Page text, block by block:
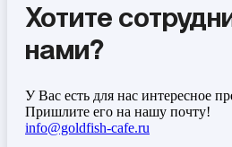
Хотите
нами?
У Вас есть для нас интересное
Пришлите его на нашу почту!
info@goldfish-cafe.ru